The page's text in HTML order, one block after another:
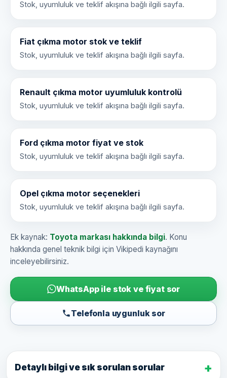
Stok, uyumluluk ve teklif akışına bağlı ilgili sayfa.
Fiat çıkma motor stok ve teklif
Stok, uyumluluk ve teklif akışına bağlı ilgili sayfa.
Renault çıkma motor uyumluluk kontrolü
Stok, uyumluluk ve teklif akışına bağlı ilgili sayfa.
Ford çıkma motor fiyat ve stok
Stok, uyumluluk ve teklif akışına bağlı ilgili sayfa.
Opel çıkma motor seçenekleri
Stok, uyumluluk ve teklif akışına bağlı ilgili sayfa.
Ek kaynak: Toyota markası hakkında bilgi. Konu
hakkında genel teknik bilgi için Vikipedi kaynağını
inceleyebilirsiniz.
WhatsApp ile stok ve fiyat sor
Telefonla uygunluk sor
Detaylı bilgi ve sık sorulan sorular